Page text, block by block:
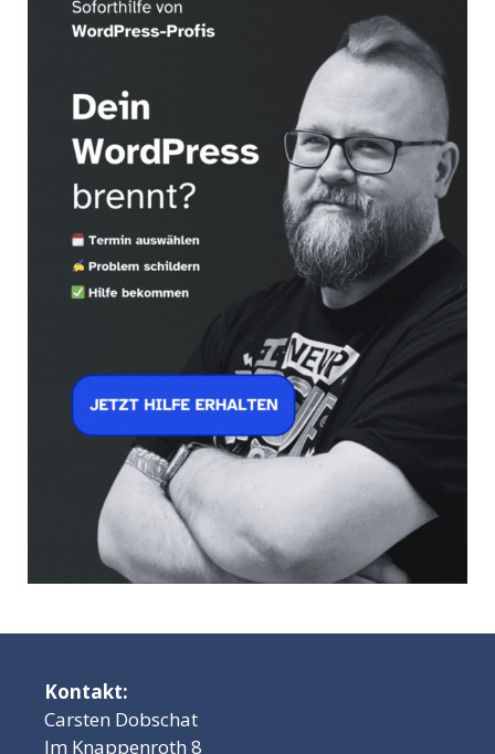
Kontakt:
Carsten Dobschat
Im Knappenroth 8